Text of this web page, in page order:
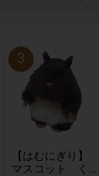
【はむにぎり】
マスコット く